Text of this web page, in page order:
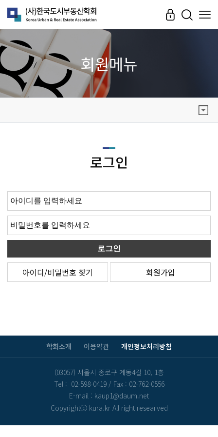
회원메뉴
로그인
아이디/비밀번호 찾기 회원가입
학회소개 이용약관 개인정보처리방침
(03057) 서울시 종로구 계동4길 10, 1층
Tel : 02-598-0419 / Fax : 02-762-0556
E-mail : kaup1@daum.net
Copyrightⓒ kura.kr All right researved